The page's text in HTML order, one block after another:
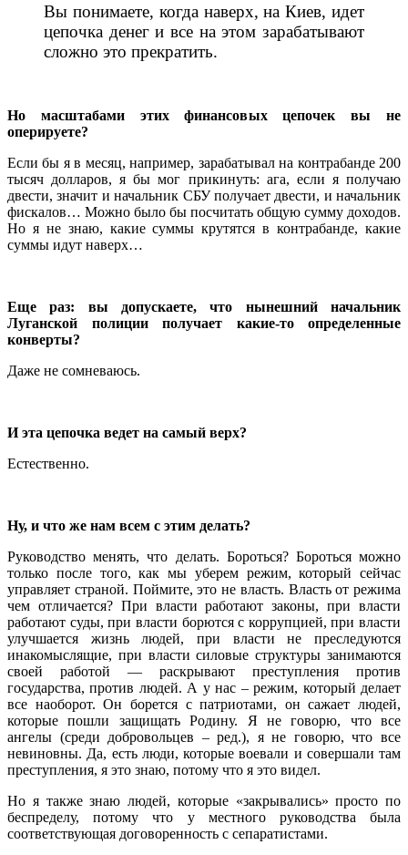
Вы понимаете, когда наверх, на Киев, идет
цепочка денег и все на этом зарабатывают
сложно это прекратить.
Но масштабами этих финансовых цепочек вы не
оперируете?
Если бы я в месяц, например, зарабатывал на контрабанде 200
тысяч долларов, я бы мог прикинуть: ага, если я получаю
двести, значит и начальник СБУ получает двести, и начальник
фискалов… Можно было бы посчитать общую сумму доходов.
Но я не знаю, какие суммы крутятся в контрабанде, какие
суммы идут наверх…
Еще раз: вы допускаете, что нынешний начальник
Луганской полиции получает какие-то определенные
конверты?
Даже не сомневаюсь.
И эта цепочка ведет на самый верх?
Естественно.
Ну, и что же нам всем с этим делать?
Руководство менять, что делать. Бороться? Бороться можно
только после того, как мы уберем режим, который сейчас
управляет страной. Поймите, это не власть. Власть от режима
чем отличается? При власти работают законы, при власти
работают суды, при власти борются с коррупцией, при власти
улучшается жизнь людей, при власти не преследуются
инакомыслящие, при власти силовые структуры занимаются
своей работой — раскрывают преступления против
государства, против людей. А у нас – режим, который делает
все наоборот. Он борется с патриотами, он сажает людей,
которые пошли защищать Родину. Я не говорю, что все
ангелы (среди добровольцев – ред.), я не говорю, что все
невиновны. Да, есть люди, которые воевали и совершали там
преступления, я это знаю, потому что я это видел.
Но я также знаю людей, которые «закрывались» просто по
беспределу, потому что у местного руководства была
соответствующая договоренность с сепаратистами.